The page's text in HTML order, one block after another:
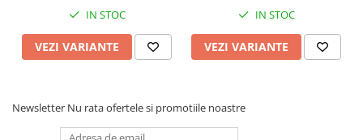
IN STOC
VEZI VARIANTE
IN STOC
VEZI VARIANTE
Newsletter Nu rata ofertele si promotiile noastre